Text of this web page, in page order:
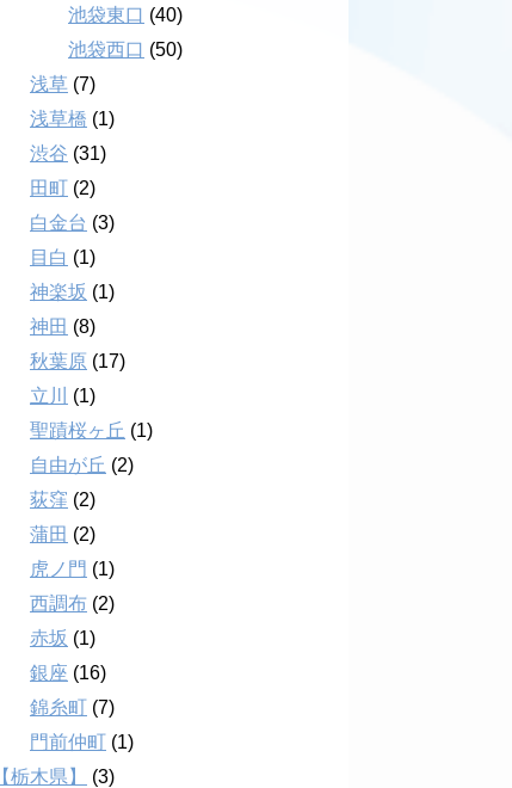
池袋東口 (40)
池袋西口 (50)
浅草 (7)
浅草橋 (1)
渋谷 (31)
田町 (2)
白金台 (3)
目白 (1)
神楽坂 (1)
神田 (8)
秋葉原 (17)
立川
(1)
聖蹟桜ヶ丘 (1)
自由が丘 (2)
荻窪 (2)
蒲田 (2)
虎ノ門 (1)
西調布 (2)
赤坂 (1)
銀座 (16)
錦糸町 (7)
門前仲町 (1)
【栃木県】
(3)